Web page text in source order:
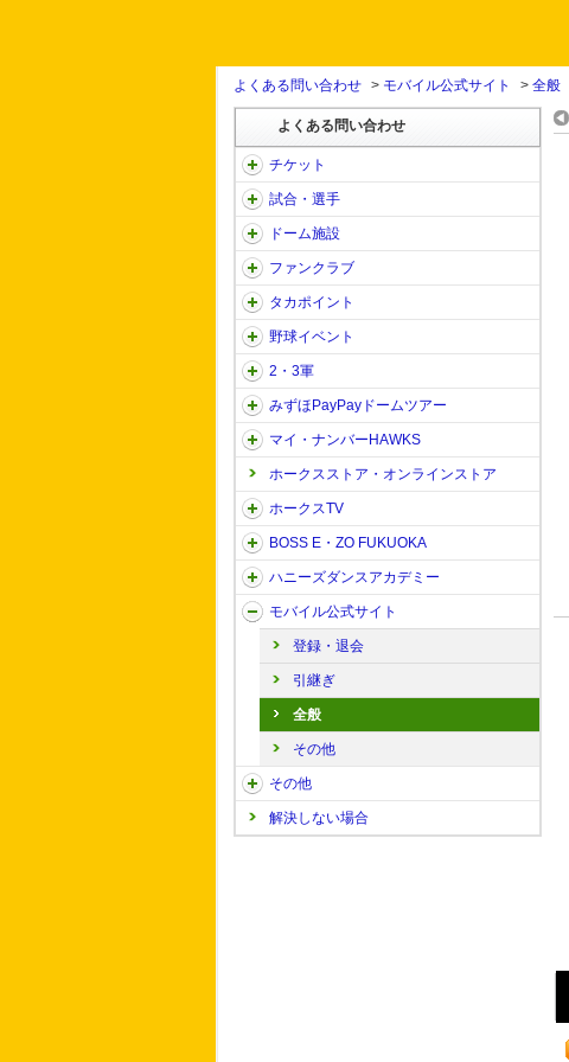
よくある問い合わせ > モバイル公式サイト > 全般
よくある問い合わせ
チケット
試合・選手
ドーム施設
ファンクラブ
タカポイント
野球イベント
2・3軍
みずほPayPayドームツアー
マイ・ナンバーHAWKS
ホークスストア・オンラインストア
ホークスTV
BOSS E・ZO FUKUOKA
ハニーズダンスアカデミー
モバイル公式サイト
登録・退会
引継ぎ
全般
その他
その他
解決しない場合